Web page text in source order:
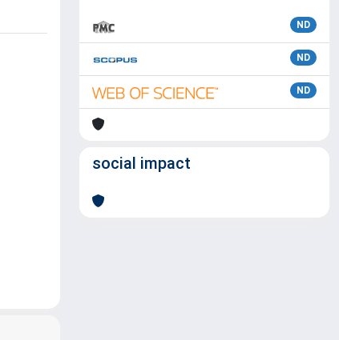
ND
ND
ND
social impact